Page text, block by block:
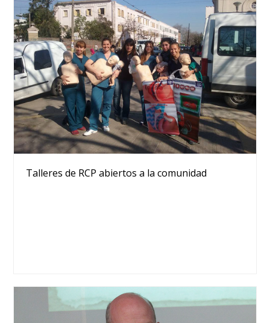
Talleres de RCP abiertos a la comunidad